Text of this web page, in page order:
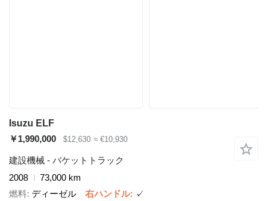
Isuzu ELF
￥1,990,000
$12,630 ≈ €10,930
建設機械 - バケットトラック
2008
73,000 km
燃料 ディーゼル 右ハンドル ✓